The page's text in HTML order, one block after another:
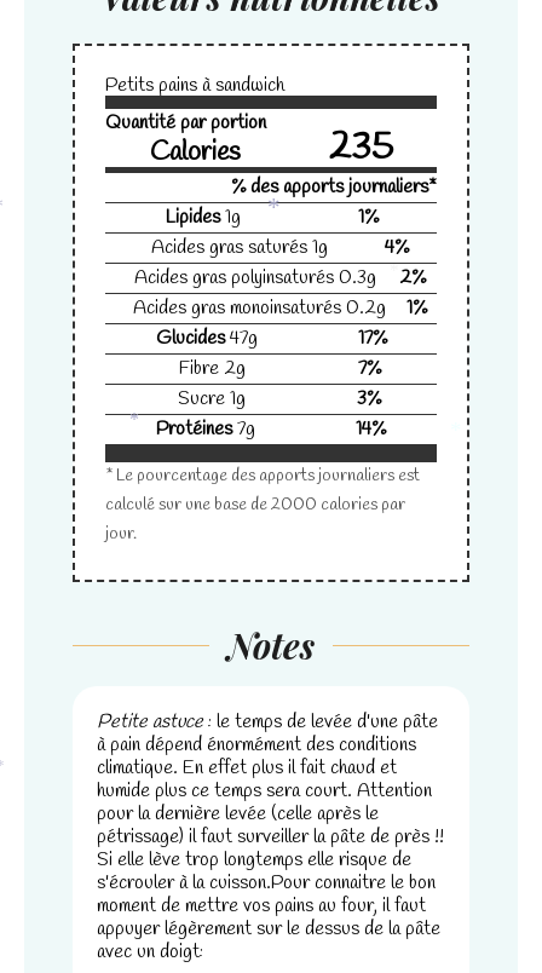
Petits pains à sandwich
Quantité par portion
Calories 235
% des apports journaliers*
Lipides 1g 1%
Acides gras saturés 1g 4%
Acides gras polyinsaturés 0.3g 2%
Acides gras monoinsaturés 0.2g 1%
Glucides 47g 17%
Fibre 2g 7%
Sucre1g 3%
Protéines 7g 14%
* Le pourcentage des apports journaliers est
calculé sur une base de 2000 calories par
jour.
Notes
Petite astuce: le temps de levée d'une pâte
à pain dépend énormément des conditions
climatique. En effet plus il fait chaud et
humide plus ce temps sera court. Attention
pour la dernière levée (celle après le
pétrissage) il faut surveiller la pâte de près !!
Si elle lève trop longtemps elle risque de
s'écrouler à la cuisson.Pour connaitre le bon
moment de mettre vos pains au four, il faut
appuyer légèrement sur le dessus de la pâte
avec un doigt:
Afin que notre
site Web
aussi bien que
possible lors
de votre visite.
Si vous
refusez ces
cookies,
certaines
fonctionnalités
disparaîtront
du site Web.
Marketing
En partageant
et votre
comportement
site, vous
voir du
des offres
personnalisés.
*
*
*